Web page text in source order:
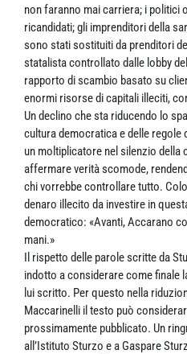
non faranno mai carriera; i politici
ricandidati; gli imprenditori della
sono stati sostituiti da prenditori
statalista controllato dalle lobby
rapporto di scambio basato su
enormi risorse di capitali illeciti,
Un declino che sta riducendo lo
cultura democratica e delle regole
un moltiplicatore nel silenzio della
affermare verità scomode,
chi vorrebbe controllare tutto.
denaro illecito da investire in
democratico: «Avanti, Accarano
mani.»
Il rispetto delle parole scritte da
indotto a considerare come finale
lui scritto. Per questo nella
Maccarinelli il testo può
prossimamente pubblicato. Un
all’Istituto Sturzo e a Gaspare